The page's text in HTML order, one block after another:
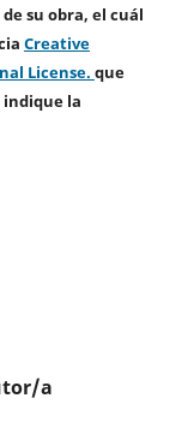
su obra, el cuál
Creative
License. que
la
a